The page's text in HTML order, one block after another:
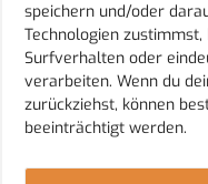
speichern und/oder
Technologien
Surfverhalten oder
verarbeiten. Wenn du
zurückziehst, können
beeinträchtigt werden.
Sport Club
Schulstraße 18
86495 Eurasburg
E-Mail:
Telefon: 08208